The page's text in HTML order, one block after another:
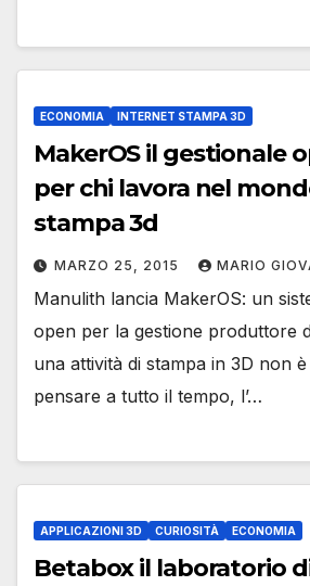
ECONOMIA INTERNET STAMPA 3D
MakerOS il gestionale
per chi lavora nel
stampa 3d
MARZO 25, 2015 MARIO
Manulith lancia MakerOS: un
open per la gestione produttore
una attività di stampa in 3D non
pensare a tutto il tempo, l’…
APPLICAZIONI 3D CURIOSITÀ ECONOMIA
Betabox il laboratorio